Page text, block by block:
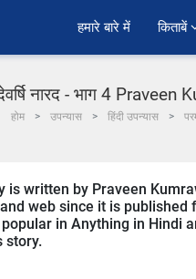
हमारे बारे में किताबें
नारद - भाग 4 Praveen
होम उपन्यास हिंदी उपन्यास
is written by Praveen
web since it is
in Anything in Hindi
story.